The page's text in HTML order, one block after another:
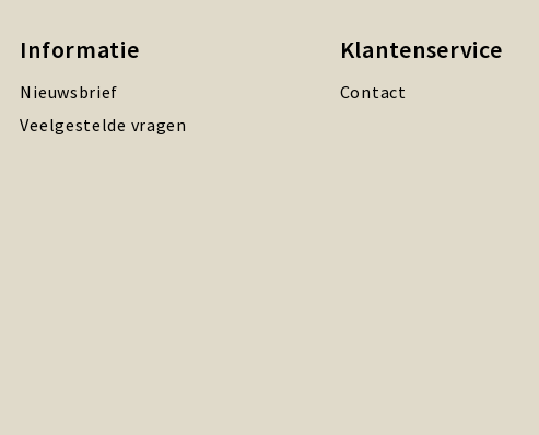
Informatie
Nieuwsbrief
Veelgestelde vragen
Klantenservice
Contact